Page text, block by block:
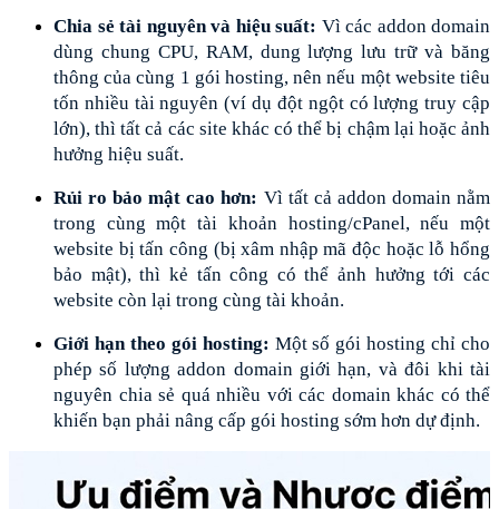
Chia sẻ tài nguyên và hiệu suất: Vì các addon domain
dùng chung CPU, RAM, dung lượng lưu trữ và băng
thông của cùng 1 gói hosting, nên nếu một website tiêu
tốn nhiều tài nguyên (ví dụ đột ngột có lượng truy cập
lớn), thì tất cả các site khác có thể bị chậm lại hoặc ảnh
hưởng hiệu suất.
Rủi ro bảo mật cao hơn: Vì tất cả addon domain nằm
trong cùng một tài khoản hosting/cPanel, nếu một
website bị tấn công (bị xâm nhập mã độc hoặc lỗ hổng
bảo mật), thì kẻ tấn công có thể ảnh hưởng tới các
website còn lại trong cùng tài khoản.
Giới hạn theo gói hosting: Một số gói hosting chỉ cho
phép số lượng addon domain giới hạn, và đôi khi tài
nguyên chia sẻ quá nhiều với các domain khác có thể
khiến bạn phải nâng cấp gói hosting sớm hơn dự định.